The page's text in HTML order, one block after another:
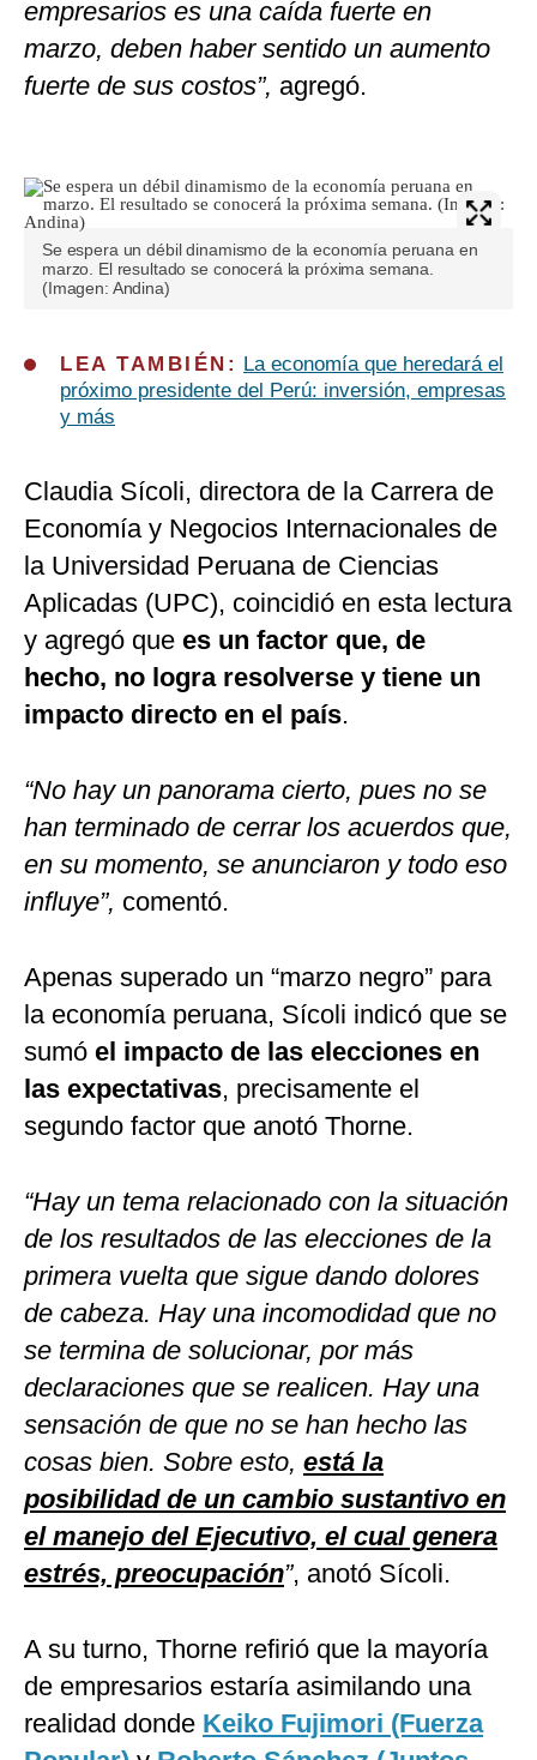
empresarios es una caída fuerte en
marzo, deben haber sentido un aumento
fuerte de sus costos”, agregó.
Se espera un débil dinamismo de la economía peruana en
marzo. El resultado se conocerá la próxima semana.
(Imagen: Andina)
LEA TAMBIÉN:
La economía que heredará el
próximo presidente del Perú: inversión, empresas
y más
Claudia Sícoli, directora de la Carrera de
Economía y Negocios Internacionales de
la Universidad Peruana de Ciencias
Aplicadas (UPC), coincidió en esta lectura
y agregó que es un factor que, de
hecho, no logra resolverse y tiene un
impacto directo en el país.
“No hay un panorama cierto, pues no se
han terminado de cerrar los acuerdos que,
en su momento, se anunciaron y todo eso
influye”, comentó.
Apenas superado un “marzo negro” para
la economía peruana, Sícoli indicó que se
sumó el impacto de las elecciones en
las expectativas, precisamente el
segundo factor que anotó Thorne.
“Hay un tema relacionado con la situación
de los resultados de las elecciones de la
primera vuelta que sigue dando dolores
de cabeza. Hay una incomodidad que no
se termina de solucionar, por más
declaraciones que se realicen. Hay una
sensación de que no se han hecho las
cosas bien. Sobre esto, está la
posibilidad de un cambio sustantivo en
el manejo del Ejecutivo, el cual genera
estrés, preocupación”, anotó Sícoli.
A su turno, Thorne refirió que la mayoría
de empresarios estaría asimilando una
realidad donde Keiko Fujimori (Fuerza